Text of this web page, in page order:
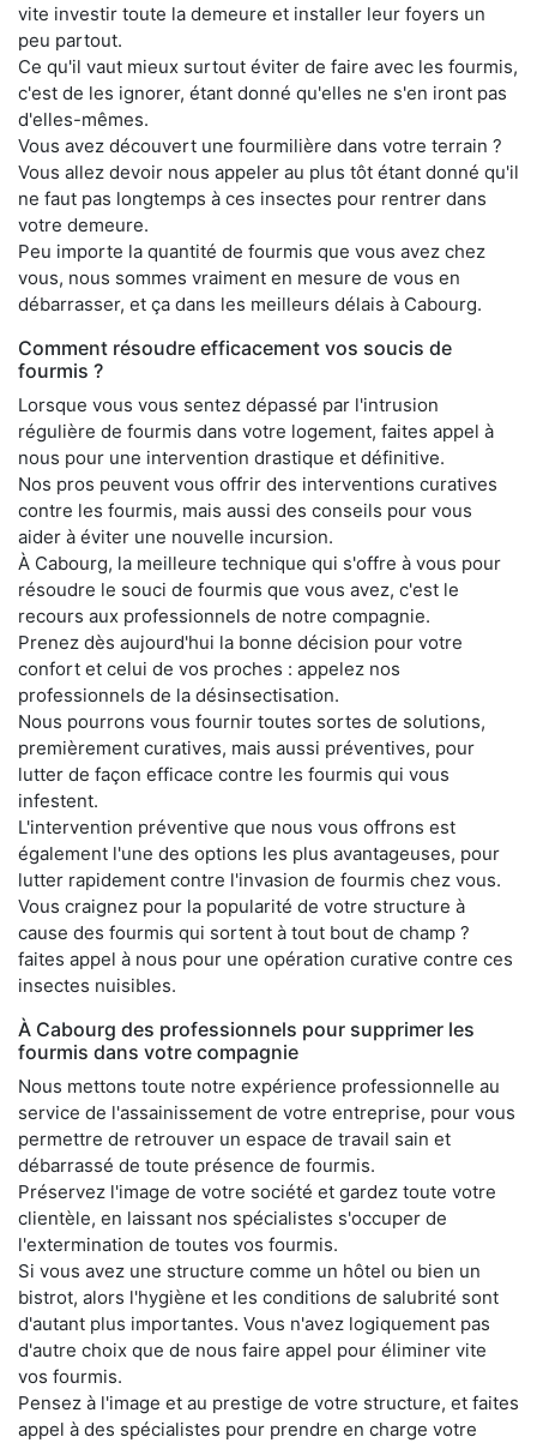
vite investir toute la demeure et installer leur foyers un
peu partout.
Ce qu'il vaut mieux surtout éviter de faire avec les fourmis,
c'est de les ignorer, étant donné qu'elles ne s'en iront pas
d'elles-mêmes.
Vous avez découvert une fourmilière dans votre terrain ?
Vous allez devoir nous appeler au plus tôt étant donné qu'il
ne faut pas longtemps à ces insectes pour rentrer dans
votre demeure.
Peu importe la quantité de fourmis que vous avez chez
vous, nous sommes vraiment en mesure de vous en
débarrasser, et ça dans les meilleurs délais à Cabourg.
Comment résoudre efficacement vos soucis de
fourmis ?
Lorsque vous vous sentez dépassé par l'intrusion
régulière de fourmis dans votre logement, faites appel à
nous pour une intervention drastique et définitive.
Nos pros peuvent vous offrir des interventions curatives
contre les fourmis, mais aussi des conseils pour vous
aider à éviter une nouvelle incursion.
À Cabourg, la meilleure technique qui s'offre à vous pour
résoudre le souci de fourmis que vous avez, c'est le
recours aux professionnels de notre compagnie.
Prenez dès aujourd'hui la bonne décision pour votre
confort et celui de vos proches : appelez nos
professionnels de la désinsectisation.
Nous pourrons vous fournir toutes sortes de solutions,
premièrement curatives, mais aussi préventives, pour
lutter de façon efficace contre les fourmis qui vous
infestent.
L'intervention préventive que nous vous offrons est
également l'une des options les plus avantageuses, pour
lutter rapidement contre l'invasion de fourmis chez vous.
Vous craignez pour la popularité de votre structure à
cause des fourmis qui sortent à tout bout de champ ?
faites appel à nous pour une opération curative contre ces
insectes nuisibles.
À Cabourg des professionnels pour supprimer les
fourmis dans votre compagnie
Nous mettons toute notre expérience professionnelle au
service de l'assainissement de votre entreprise, pour vous
permettre de retrouver un espace de travail sain et
débarrassé de toute présence de fourmis.
Préservez l'image de votre société et gardez toute votre
clientèle, en laissant nos spécialistes s'occuper de
l'extermination de toutes vos fourmis.
Si vous avez une structure comme un hôtel ou bien un
bistrot, alors l'hygiène et les conditions de salubrité sont
d'autant plus importantes. Vous n'avez logiquement pas
d'autre choix que de nous faire appel pour éliminer vite
vos fourmis.
Pensez à l'image et au prestige de votre structure, et faites
appel à des spécialistes pour prendre en charge votre